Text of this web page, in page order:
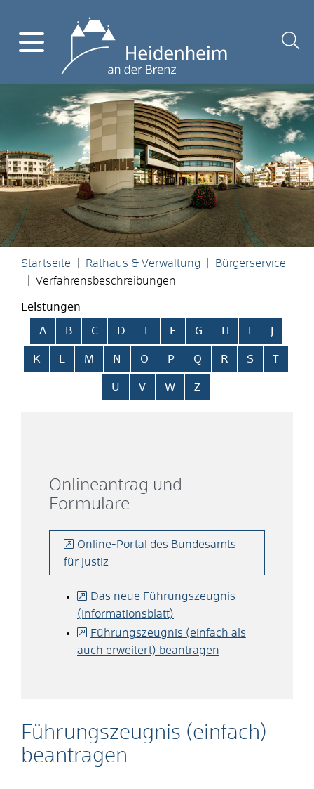
Startseite Rathaus & Verwaltung
Bürgerservice
Verfahrensbeschreibungen
Leistungen
Alphabetisches Register überspringen
A B C D E F G H
K L M N O P Q R S T
U V W Z
Führungszeugnis (einfach)
beantragen
Onlineantrag und
Formulare
Online-Portal des Bundesamts
für Justiz
Das neue Führungszeugnis
(Informationsblatt)
Führungszeugnis (einfach als
auch erweitert) beantragen